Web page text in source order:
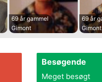
69 år gammel
Gimont
69 år
Gimont
Besøgende
Meget besøgt